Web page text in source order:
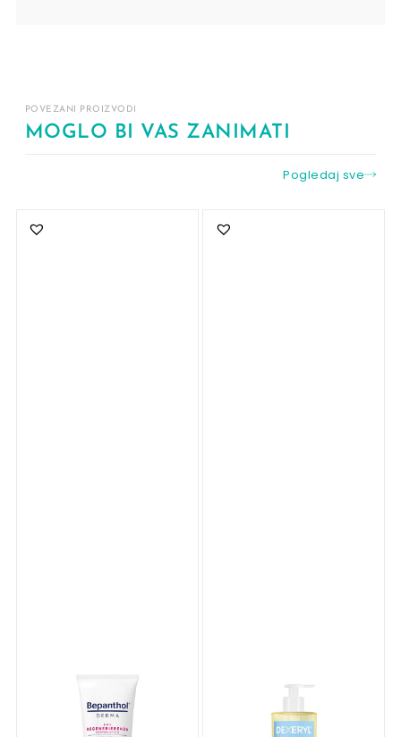
POVEZANI PROIZVODI
MOGLO BI VAS ZANIMATI
Pogledaj sve